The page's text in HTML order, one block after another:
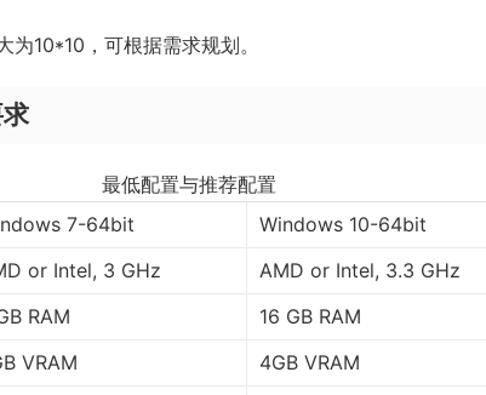
10*10，可根据需求规划。
最低配置与推荐配置
7-64bit
Windows 10-64bit
or Intel, 3 GHz
AMD or Intel, 3.3 GHz
RAM
16 GB RAM
VRAM
4GB VRAM